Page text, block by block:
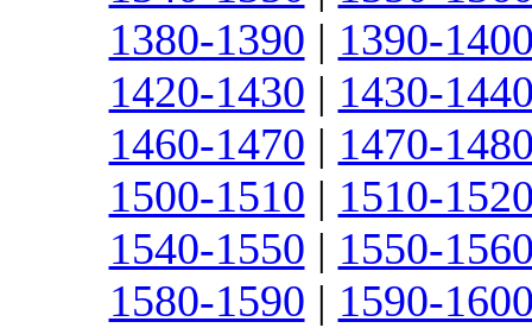
1380-1390 | 1390-
1420-1430 | 1430-
1460-1470 | 1470-
1500-1510 | 1510-
1540-1550 | 1550-
1580-1590 | 1590-